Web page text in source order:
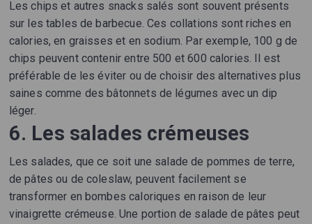
Les chips et autres snacks salés sont souvent présents
sur les tables de barbecue. Ces collations sont riches en
calories, en graisses et en sodium. Par exemple, 100 g de
chips peuvent contenir entre 500 et 600 calories. Il est
préférable de les éviter ou de choisir des alternatives plus
saines comme des bâtonnets de légumes avec un dip
léger.
6. Les salades crémeuses
Les salades, que ce soit une salade de pommes de terre,
de pâtes ou de coleslaw, peuvent facilement se
transformer en bombes caloriques en raison de leur
vinaigrette crémeuse. Une portion de salade de pâtes peut